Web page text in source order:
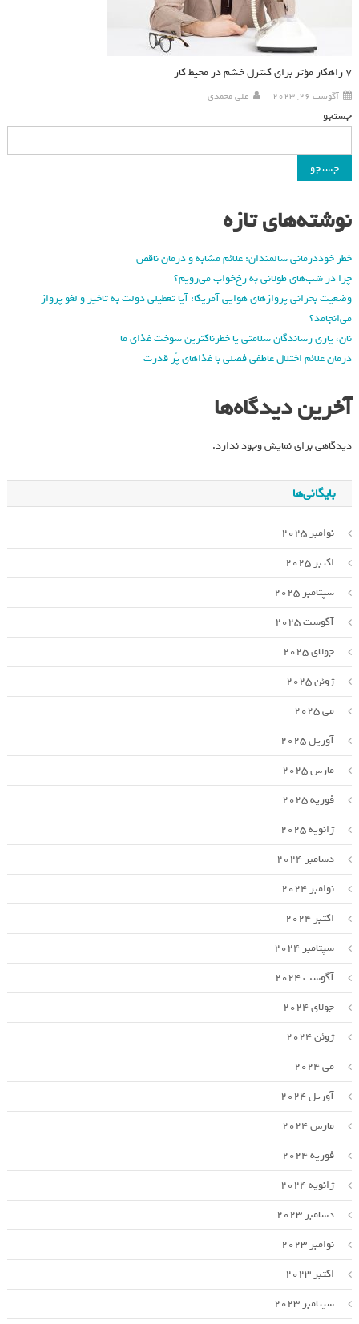
۷ راهکار مؤثر برای کنترل خشم در محیط کار
آگوست 26, 2023 علی محمدی
جستجو
جستجو
نوشته‌های تازه
خطر خوددرمانی سالمندان: علائم مشابه و درمان ناقص
چرا در شب‌های طولانی به رخ‌خواب می‌رویم؟
وضعیت بحرانی پروازهای هوایی آمریکا: آیا تعطیلی دولت به تاخیر و لغو پرواز
می‌انجامد؟
نان، یاری رساندگان سلامتی یا خطرناکترین سوخت غذای ما
درمان علائم اختلال عاطفی فصلی با غذاهای پُر قدرت
آخرین دیدگاه‌ها
دیدگاهی برای نمایش وجود ندارد.
بایگانی‌ها
نوامبر 2025
اکتبر 2025
سپتامبر 2025
آگوست 2025
جولای 2025
ژوئن 2025
می 2025
آوریل 2025
مارس 2025
فوریه 2025
ژانویه 2025
دسامبر 2024
نوامبر 2024
اکتبر 2024
سپتامبر 2024
آگوست 2024
جولای 2024
ژوئن 2024
می 2024
آوریل 2024
مارس 2024
فوریه 2024
ژانویه 2024
دسامبر 2023
نوامبر 2023
اکتبر 2023
سپتامبر 2023